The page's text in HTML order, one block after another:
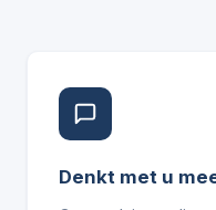
Denkt met u